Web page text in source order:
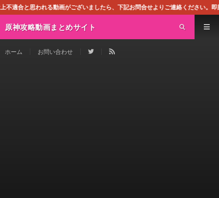
がございましたら、下記お問合せよりご連絡ください。即刻対処させて頂
原神攻略動画まとめサイト
ホーム お問い合わせ